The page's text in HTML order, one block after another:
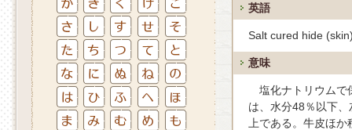
英語
Salt cured hide
意味
塩化ナトリウムで
は、水分48％以下
上である。牛皮ほ